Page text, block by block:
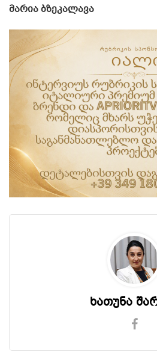
მარია ბზეკალავა
ხათუნა